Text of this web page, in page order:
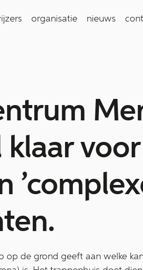
organisatie nieuws
voor
op de grond geeft aan welke